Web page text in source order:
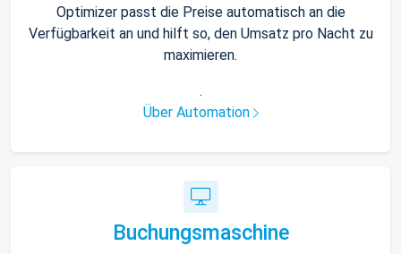
Optimizer passt die Preise automatisch an die
Verfügbarkeit an und hilft so, den Umsatz pro Nacht zu
maximieren.
.
Über Automation
Buchungsmaschine